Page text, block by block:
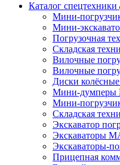
Каталог спецтехники
Мини-
Мини-
Погрузочная
Складская
Вилочные
Вилочные
Диски
Мини-думперы
Мини-
Складская
Экскаватор
Экскаваторы
Экскаваторы-
Прицепная